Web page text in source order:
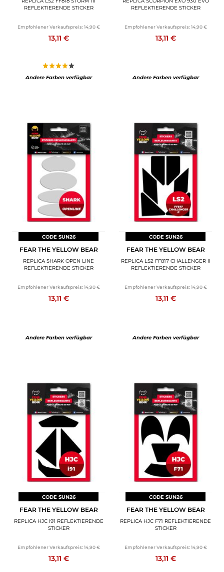
REFLEKTIERENDE STICKER
Empfohlener Verkaufspreis: 14,90 €
13,11 €
Andere Farben verfügbar
REFLEKTIERENDE STICKER
Empfohlener Verkaufspreis: 14,90 €
13,11 €
Andere Farben verfügbar
CODE SUN26
FEAR THE YELLOW BEAR
REPLICA SHARK OPEN LINE
REFLEKTIERENDE STICKER
Empfohlener Verkaufspreis: 14,90 €
13,11 €
Andere Farben verfügbar
CODE SUN26
FEAR THE YELLOW BEAR
REPLICA LS2 FF817 CHALLENGER II
REFLEKTIERENDE STICKER
Empfohlener Verkaufspreis: 14,90 €
13,11 €
Andere Farben verfügbar
CODE SUN26
FEAR THE YELLOW BEAR
REPLICA HJC I91 REFLEKTIERENDE
STICKER
Empfohlener Verkaufspreis: 14,90 €
13,11 €
CODE SUN26
FEAR THE YELLOW BEAR
REPLICA HJC F71 REFLEKTIERENDE
STICKER
Empfohlener Verkaufspreis: 14,90 €
13,11 €